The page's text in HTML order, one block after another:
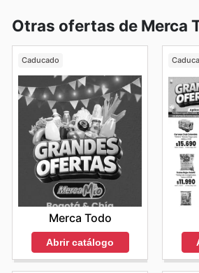
Otras ofertas de Merca
Caducado
Merca Todo
Abrir catálogo